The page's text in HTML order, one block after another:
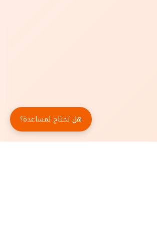
هل تحتاج لمساعدة؟